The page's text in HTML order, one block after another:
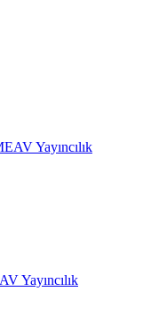
Yayıncılık